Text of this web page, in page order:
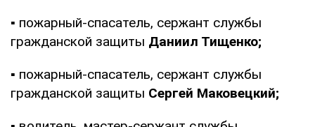
▪️ пожарный-спасатель, сержант службы
гражданской защиты Даниил Тищенко;
▪️ пожарный-спасатель, сержант службы
гражданской защиты Сергей Маковецкий;